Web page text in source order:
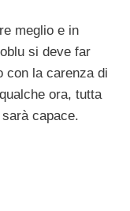
meglio e in
si deve far
con la carenza di
ora, tutta
capace.